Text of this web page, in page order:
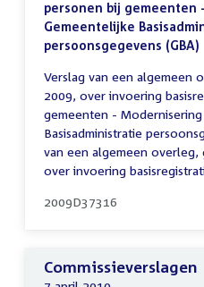
personen bij gemeenten
Gemeentelijke
persoonsgegevens (GBA)
Verslag van een algemeen
2009, over invoering
gemeenten -
Basisadministratie
van een algemeen
over invoering
2009D37316
Commissieverslagen